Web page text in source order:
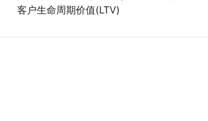
客户生命周期价值(LTV)